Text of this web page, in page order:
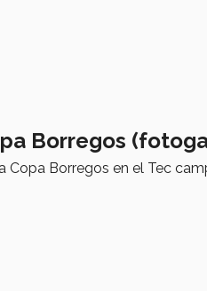
Borregos
Copa Borregos en el Tec